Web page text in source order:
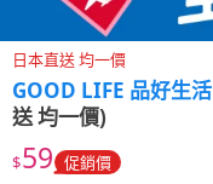
日本直送 均一價
GOOD LIFE 品好生活
送 均一價)
$59 促銷價